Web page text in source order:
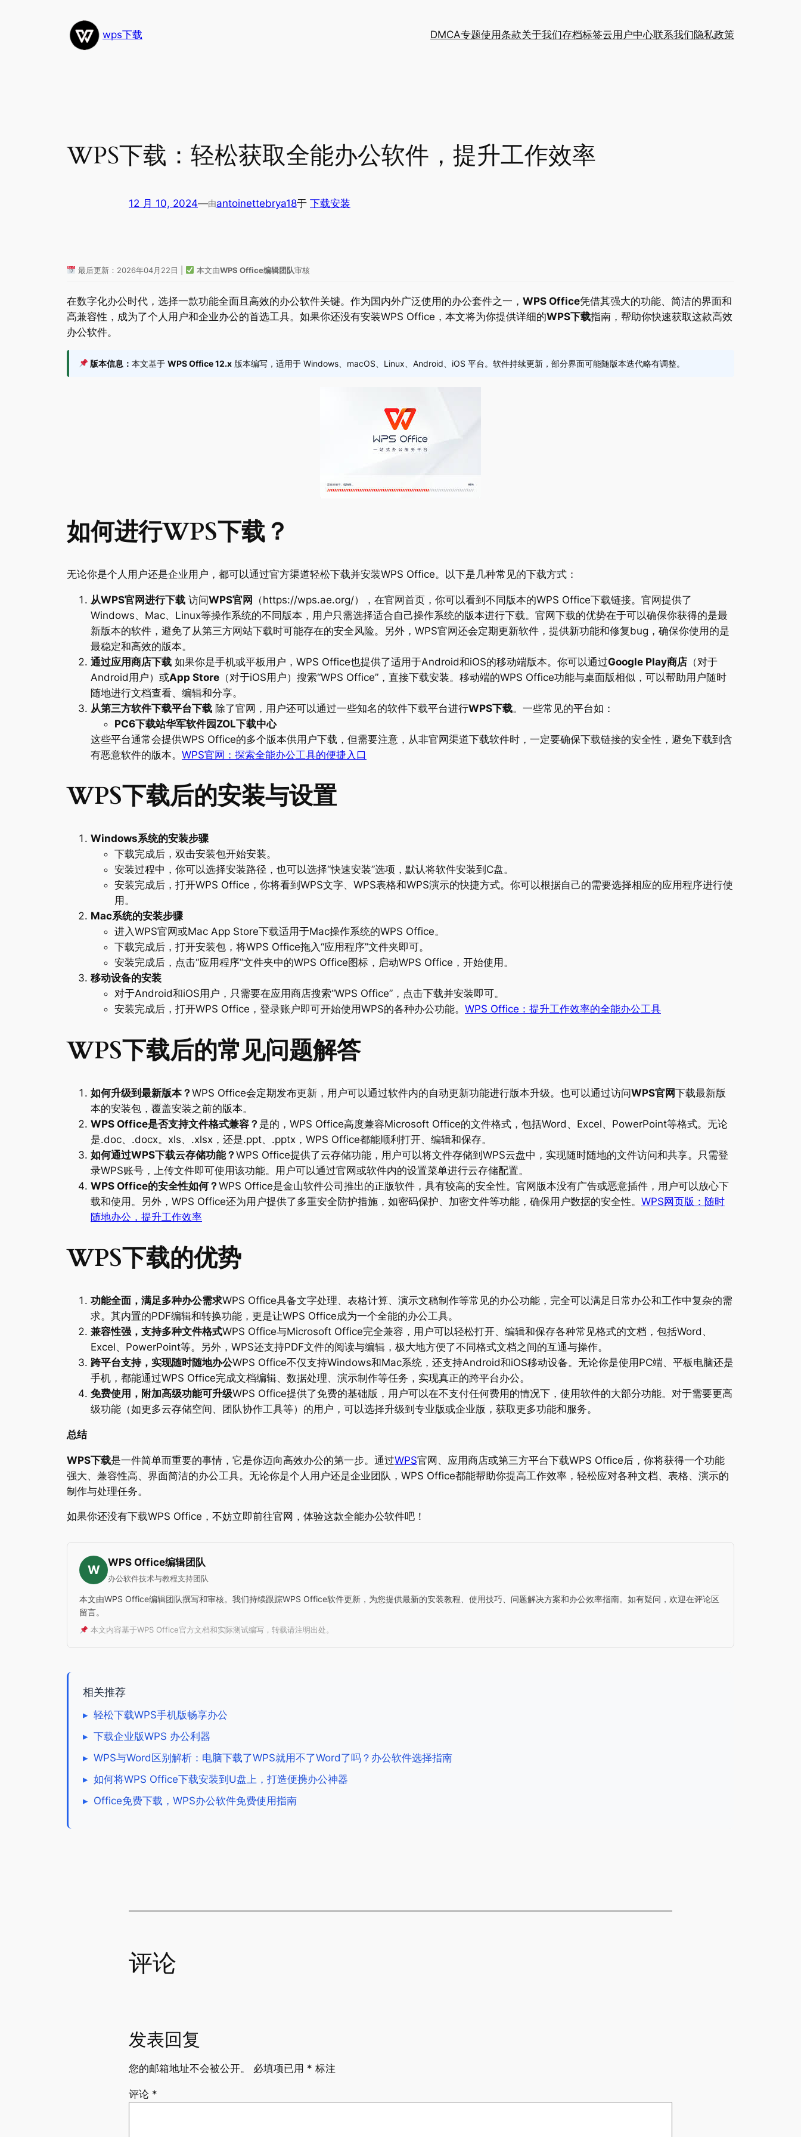
wps下载 DMCA专题使用条款关于我们存档标签云用户中心联系我们隐私政策
WPS下载：轻松获取全能办公软件，提升工作效率
12 月 10, 2024—由antoinettebrya18于 下载安装
最后更新：2026年04月22日 | 本文由WPS Office编辑团队审核
在数字化办公时代，选择一款功能全面且高效的办公软件关键。作为国内外广泛使用的办公套件之一， WPS Office凭借其强大的功能、简洁的界面和
高兼容性，成为了个人用户和企业办公的首选工具。如果你还没有安装WPS Office，本文将为你提供详细的WPS下载指南，帮助你快速获取这款高效
办公软件。
版本信息： 本文基于 WPS Office 12.x版本编写，适用于 Windows、macOS、Linux、Android、iOS 平台。软件持续更新，部分界面可能随版本迭代略有调整。
如何进行WPS下载？
无论你是个人用户还是企业用户，都可以通过官方渠道轻松下载并安装WPS Office。以下是几种常见的下载方式：
从WPS官网进行下载 访问WPS官网 （https://wps.ae.org/），在官网首页，你可以看到不同版本的WPS Office下载链接。官网提供了
Windows、Mac、Linux等操作系统的不同版本，用户只需选择适合自己操作系统的版本进行下载。官网下载的优势在于可以确保你获得的是最
新版本的软件，避免了从第三方网站下载时可能存在的安全风险。另外，WPS官网还会定期更新软件，提供新功能和修复bug，确保你使用的是
最稳定和高效的版本。
通过应用商店下载 如果你是手机或平板用户，WPS Office也提供了适用于Android和iOS的移动端版本。你可以通过Google Play商店 （对于
Android用户）或App Store （对于iOS用户）搜索“WPS Office”，直接下载安装。移动端的WPS Office功能与桌面版相似，可以帮助用户随时
随地进行文档查看、编辑和分享。
从第三方软件下载平台下载 除了官网，用户还可以通过一些知名的软件下载平台进行WPS下载。一些常见的平台如：
PC6下载站华军软件园ZOL下载中心
这些平台通常会提供WPS Office的多个版本供用户下载，但需要注意，从非官网渠道下载软件时，一定要确保下载链接的安全性，避免下载到含
有恶意软件的版本。 WPS官网：探索全能办公工具的便捷入口
WPS下载后的安装与设置
Windows系统的安装步骤
下载完成后，双击安装包开始安装。
安装过程中，你可以选择安装路径，也可以选择“快速安装”选项，默认将软件安装到C盘。
安装完成后，打开WPS Office，你将看到WPS文字、WPS表格和WPS演示的快捷方式。你可以根据自己的需要选择相应的应用程序进行使
用。
Mac系统的安装步骤
进入WPS官网或Mac App Store下载适用于Mac操作系统的WPS Office。
下载完成后，打开安装包，将WPS Office拖入“应用程序”文件夹即可。
安装完成后，点击“应用程序”文件夹中的WPS Office图标，启动WPS Office，开始使用。
移动设备的安装
对于Android和iOS用户，只需要在应用商店搜索“WPS Office”，点击下载并安装即可。
安装完成后，打开WPS Office，登录账户即可开始使用WPS的各种办公功能。 WPS Office：提升工作效率的全能办公工具
WPS下载后的常见问题解答
如何升级到最新版本？ WPS Office会定期发布更新，用户可以通过软件内的自动更新功能进行版本升级。也可以通过访问WPS官网下载最新版
本的安装包，覆盖安装之前的版本。
WPS Office是否支持文件格式兼容？ 是的，WPS Office高度兼容Microsoft Office的文件格式，包括Word、Excel、PowerPoint等格式。无论
是.doc、.docx。xls、.xlsx，还是.ppt、.pptx，WPS Office都能顺利打开、编辑和保存。
如何通过WPS下载云存储功能？ WPS Office提供了云存储功能，用户可以将文件存储到WPS云盘中，实现随时随地的文件访问和共享。只需登
录WPS账号，上传文件即可使用该功能。用户可以通过官网或软件内的设置菜单进行云存储配置。
WPS Office的安全性如何？ WPS Office是金山软件公司推出的正版软件，具有较高的安全性。官网版本没有广告或恶意插件，用户可以放心下
载和使用。另外，WPS Office还为用户提供了多重安全防护措施，如密码保护、加密文件等功能，确保用户数据的安全性。 WPS网页版：随时
随地办公，提升工作效率
WPS下载的优势
功能全面，满足多种办公需求WPS Office具备文字处理、表格计算、演示文稿制作等常见的办公功能，完全可以满足日常办公和工作中复杂的需
求。其内置的PDF编辑和转换功能，更是让WPS Office成为一个全能的办公工具。
兼容性强，支持多种文件格式WPS Office与Microsoft Office完全兼容，用户可以轻松打开、编辑和保存各种常见格式的文档，包括Word、
Excel、PowerPoint等。另外，WPS还支持PDF文件的阅读与编辑，极大地方便了不同格式文档之间的互通与操作。
跨平台支持，实现随时随地办公WPS Office不仅支持Windows和Mac系统，还支持Android和iOS移动设备。无论你是使用PC端、平板电脑还是
手机，都能通过WPS Office完成文档编辑、数据处理、演示制作等任务，实现真正的跨平台办公。
免费使用，附加高级功能可升级WPS Office提供了免费的基础版，用户可以在不支付任何费用的情况下，使用软件的大部分功能。对于需要更高
级功能（如更多云存储空间、团队协作工具等）的用户，可以选择升级到专业版或企业版，获取更多功能和服务。
总结
WPS下载是一件简单而重要的事情，它是你迈向高效办公的第一步。通过WPS官网、应用商店或第三方平台下载WPS Office后，你将获得一个功能
强大、兼容性高、界面简洁的办公工具。无论你是个人用户还是企业团队，WPS Office都能帮助你提高工作效率，轻松应对各种文档、表格、演示的
制作与处理任务。
如果你还没有下载WPS Office，不妨立即前往官网，体验这款全能办公软件吧！
W
WPS Office编辑团队
办公软件技术与教程支持团队
本文由WPS Office编辑团队撰写和审核。我们持续跟踪WPS Office软件更新，为您提供最新的安装教程、使用技巧、问题解决方案和办公效率指南。如有疑问，欢迎在评论区
留言。
本文内容基于WPS Office官方文档和实际测试编写，转载请注明出处。
相关推荐
▸ 轻松下载WPS手机版畅享办公
▸ 下载企业版WPS 办公利器
▸ WPS与Word区别解析：电脑下载了WPS就用不了Word了吗？办公软件选择指南
▸ 如何将WPS Office下载安装到U盘上，打造便携办公神器
▸ Office免费下载，WPS办公软件免费使用指南
评论
发表回复
您的邮箱地址不会被公开。 必填项已用 * 标注
评论 *